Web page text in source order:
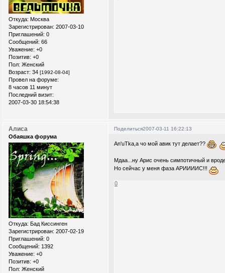
Откуда: Москва
Зарегистрирован: 2007-03-10
Приглашений: 0
Сообщений: 66
Уважение: +0
Позитив: +0
Пол: Женский
Возраст: 34 [1992-08-04]
Провел на форуме:
8 часов 11 минут
Последний визит:
2007-03-30 18:54:38
Поделиться2007-03-11 16:22:13
Алиса
Обаяшка форума
Откуда: Бад Киссинген
Зарегистрирован: 2007-02-19
Приглашений: 0
Сообщений: 1392
Уважение: +0
Позитив: +0
Пол: Женский
An'uTka,а чо мой авик тут делает??
Мдаа...ну Арис очень симпотичный и
Но сейчас у меня фаза АРИИИИС!!!
0